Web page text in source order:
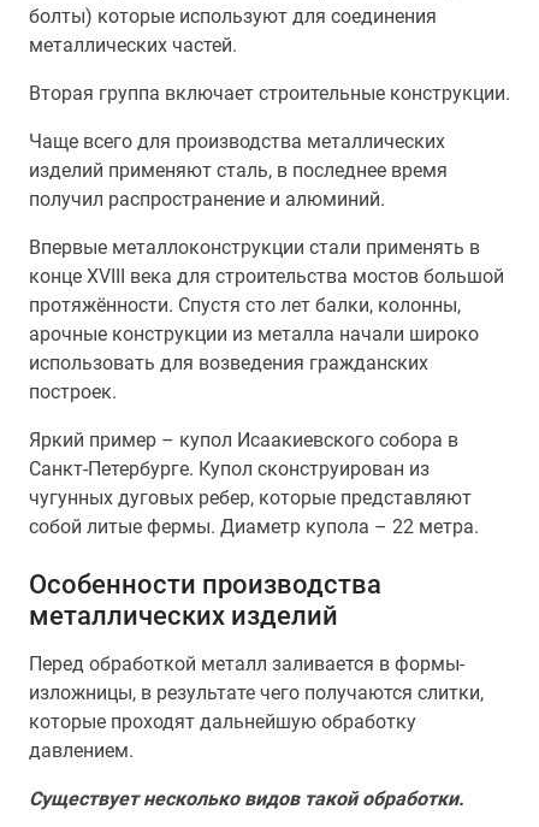
болты) которые используют для соединения
металлических частей.
Вторая группа включает строительные конструкции.
Чаще всего для производства металлических
изделий применяют сталь, в последнее время
получил распространение и алюминий.
Впервые металлоконструкции стали применять в
конце XVIII века для строительства мостов большой
протяжённости. Спустя сто лет балки, колонны,
арочные конструкции из металла начали широко
использовать для возведения гражданских
построек.
Яркий пример – купол Исаакиевского собора в
Санкт-Петербурге. Купол сконструирован из
чугунных дуговых ребер, которые представляют
собой литые фермы. Диаметр купола – 22 метра.
Особенности производства
металлических изделий
Перед обработкой металл заливается в формы-
изложницы, в результате чего получаются слитки,
которые проходят дальнейшую обработку
давлением.
Существует несколько видов такой обработки.